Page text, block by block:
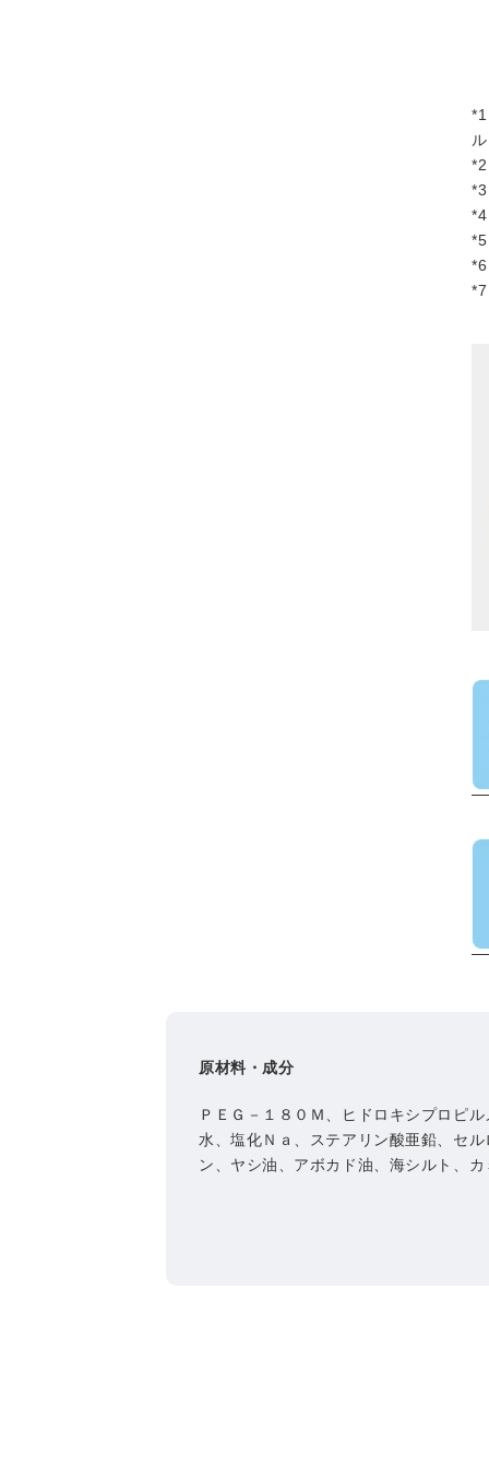
原材料・成分
ＰＥＧ－１８０Ｍ、ヒドロキシプロピ
水、塩化Ｎａ、ステアリン酸亜鉛、セ
ン、ヤシ油、アボカド油、海シルト、